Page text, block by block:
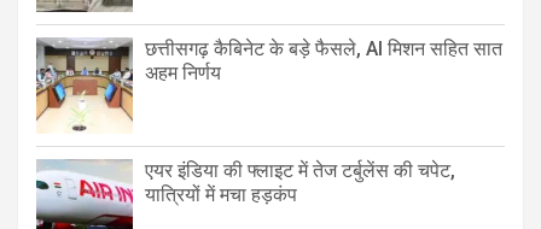
छत्तीसगढ़ कैबिनेट के बड़े फैसले, AI मिशन सहित सात
अहम निर्णय
एयर इंडिया की फ्लाइट में तेज टर्बुलेंस की चपेट,
यात्रियों में मचा हड़कंप